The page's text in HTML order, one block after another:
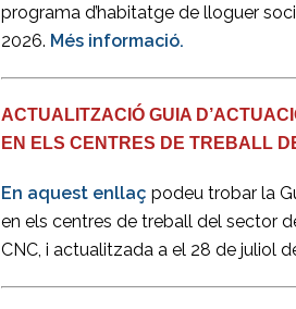
programa d’habitatge de lloguer
2026. Més informació.
ACTUALITZACIÓ GUIA
EN ELS CENTRES DE TREBALL
En aquest enllaç podeu trobar la
en els centres de treball del sector
CNC, i actualitzada a el 28 de juliol